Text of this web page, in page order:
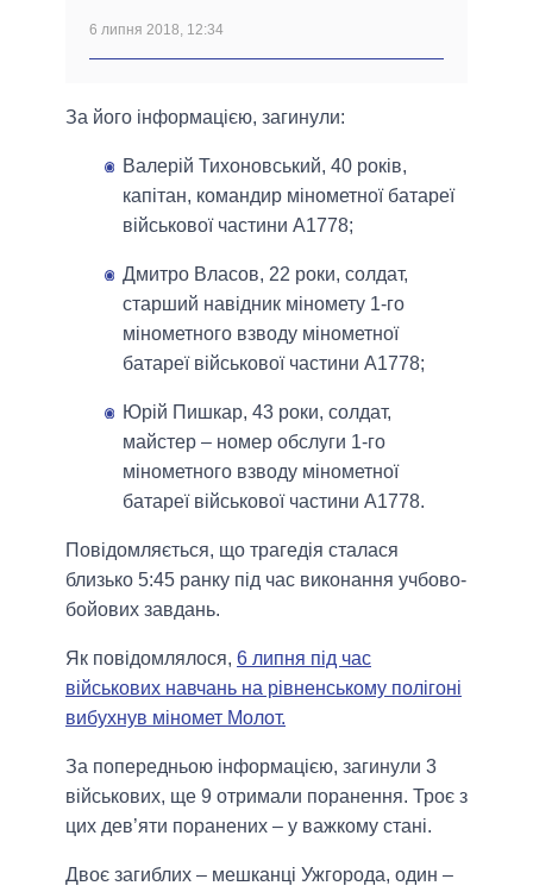
6 липня 2018, 12:34
За його інформацією, загинули:
Валерій Тихоновський, 40 років,
капітан, командир мінометної батареї
військової частини А1778;
Дмитро Власов, 22 роки, солдат,
старший навідник міномету 1-го
мінометного взводу мінометної
батареї військової частини А1778;
Юрій Пишкар, 43 роки, солдат,
майстер – номер обслуги 1-го
мінометного взводу мінометної
батареї військової частини А1778.
Повідомляється, що трагедія сталася
близько 5:45 ранку під час виконання учбово-
бойових завдань.
Як повідомлялося, 6 липня під час
військових навчань на рівненському полігоні
вибухнув міномет Молот.
За попередньою інформацією, загинули 3
військових, ще 9 отримали поранення. Троє з
цих дев’яти поранених – у важкому стані.
Двоє загиблих – мешканці Ужгорода, один –